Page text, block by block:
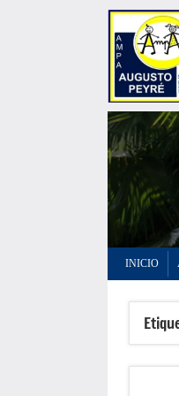
Saltar
al
contenido
INICIO